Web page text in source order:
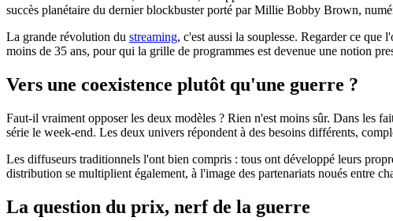
succès planétaire du dernier blockbuster porté par Millie Bobby Brown,
La grande révolution du streaming, c'est aussi la souplesse. Regarder ce
moins de 35 ans, pour qui la grille de programmes est devenue une notion
Vers une coexistence plutôt qu'une guerre ?
Faut-il vraiment opposer les deux modèles ? Rien n'est moins sûr. Dans les
série le week-end. Les deux univers répondent à des besoins différents,
Les diffuseurs traditionnels l'ont bien compris : tous ont développé leurs
distribution se multiplient également, à l'image des partenariats noués entre
La question du prix, nerf de la guerre